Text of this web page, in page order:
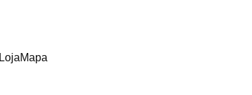
LojaMapa